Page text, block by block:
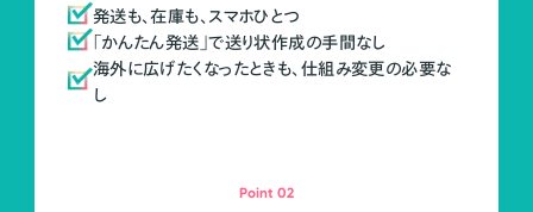
発送も、在庫も、スマホひとつ
「かんたん発送」で送り状作成の手間なし
海外に広げたくなったときも、仕組み変更の必要な
し
Point 02